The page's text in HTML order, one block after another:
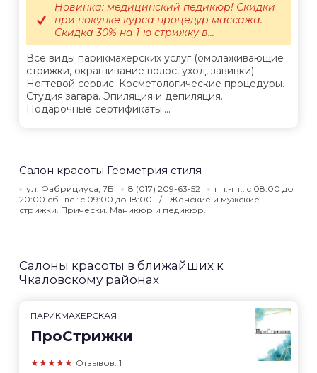
Все виды парикмахерских услуг (омолаживающие
стрижки, окрашивание волос, уход, завивки).
Ногтевой сервис. Косметологические процедуры.
Студия загара. Эпиляция и депиляция.
Подарочные сертификаты....
Новинка: медицинский педикюр! Скидки
при покупке курса процедур массажа.
Скидка 30% на 1-ю стрижку в...
Салон красоты Геометрия стиля
ул. Фабрициуса, 7Б 8 (017) 209-63-52
пн.-пт.: c 08:00 до
20:00 сб.-вс.: c 09:00 до 18:00
Женские и мужские
стрижки. Прически. Маникюр и педикюр.
Салоны красоты в ближайших к
Чкаловскому районах
ПАРИКМАХЕРСКАЯ
ПроСтрижки
★★★★★ Отзывов: 1